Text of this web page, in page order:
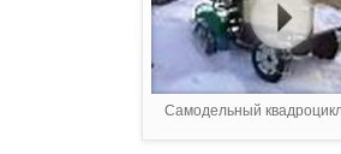
Самодельный